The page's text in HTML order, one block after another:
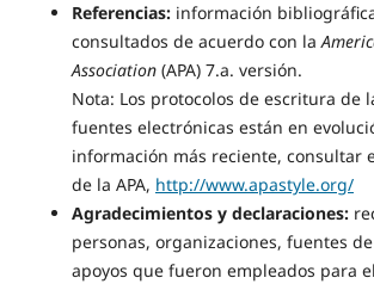
Referencias:información
consultados de acuerdo con la
Association(APA) 7.a. versión.
Nota: Los protocolos de escritura de
fuentes electrónicas están en
información más reciente, consultar
de la APA, http://www.apastyle.org/
Agradecimientos y declaraciones:
personas, organizaciones, fuentes
apoyos que fueron empleados para